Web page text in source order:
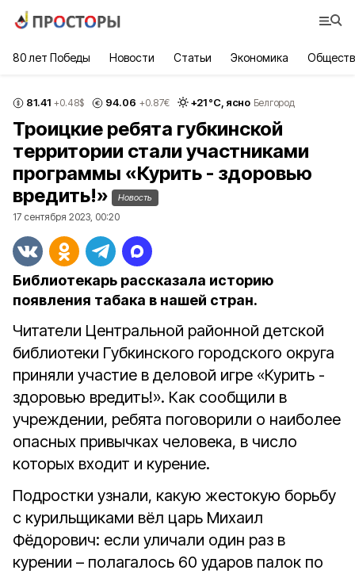
80 лет Победы Новости Статьи Экономика
81.41 +0.48$ 94.06 +0.87€ +21°С, ясно Белгород
Троицкие ребята губкинской
территории стали участниками
программы «Курить - здоровью
вредить!»
Новость
17 сентября 2023, 00:20
Библиотекарь рассказала историю
появления табака в нашей стран.
Читатели Центральной районной детской
библиотеки Губкинского городского округа
приняли участие в деловой игре «Курить -
здоровью вредить!». Как сообщили в
учреждении, ребята поговорили о наиболее
опасных привычках человека, в число
которых входит и курение.
Подростки узнали, какую жестокую борьбу
с курильщиками вёл царь Михаил
Фёдорович: если уличали один раз в
курении – полагалось 60 ударов палок по